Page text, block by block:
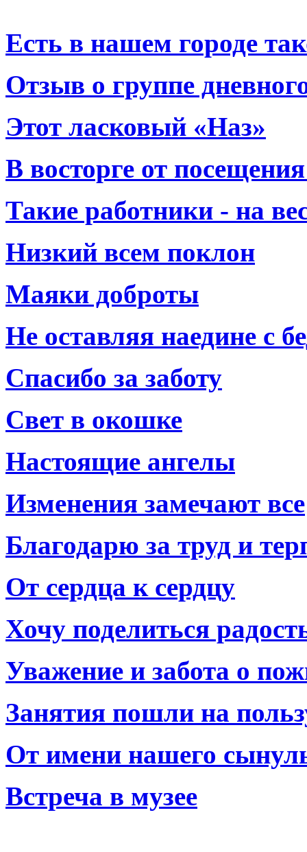
Есть в нашем городе
Отзыв о группе
Этот ласковый «Наз»
В восторге от
Такие работники - на
Низкий всем поклон
Маяки доброты
Не оставляя наедине с
Спасибо за заботу
Свет в окошке
Настоящие ангелы
Изменения замечают все
Благодарю за труд и
От сердца к сердцу
Хочу поделиться
Уважение и забота о
Занятия пошли на
От имени нашего
Встреча в музее